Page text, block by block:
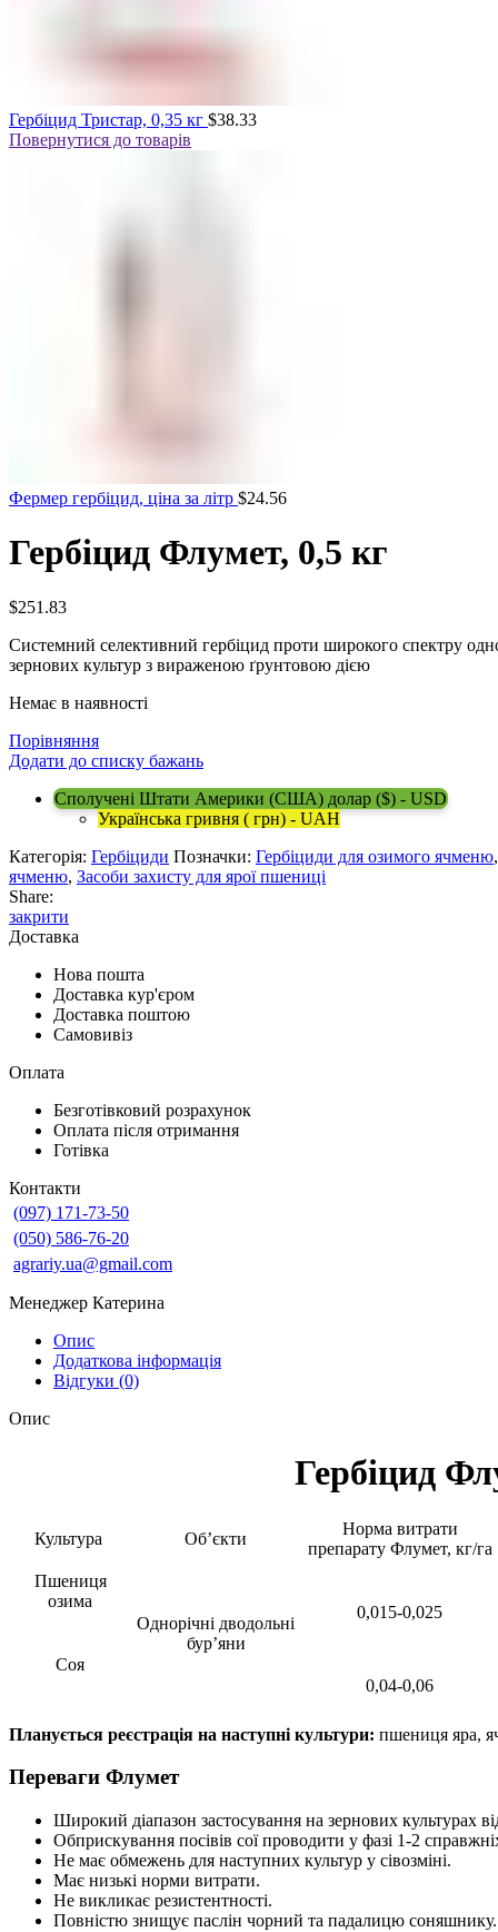
Гербіцид Тристар, 0,35 кг $38.33
Повернутися до товарів
Фермер гербіцид, ціна за літр $24.56
Гербіцид Флумет, 0,5 кг
$251.83
Системний селективний гербіцид проти широкого спектру
зернових культур з вираженою ґрунтовою дією
Немає в наявності
Порівняння
Додати до списку бажань
Сполучені Штати Америки (США) долар ($) - USD
Українська гривня ( грн) - UAH
Категорія: Гербіциди Позначки: Гербіциди для озимого ячменю
ячменю, Засоби захисту для ярої пшениці
Share:
закрити
Доставка
Нова пошта
Доставка кур'єром
Доставка поштою
Самовивіз
Оплата
Безготівковий розрахунок
Оплата після отримання
Готівка
Контакти
(097) 171-73-50
(050) 586-76-20
agrariy.ua@gmail.com
Менеджер Катерина
Опис
Додаткова інформація
Відгуки (0)
Опис
Гербіцид
Культура Об’єкти
Норма витрати
препарату Флумет, кг/га
Пшениця
озима
Однорічні дводольні
бур’яни
0,015-0,025
Соя
0,04-0,06
Планується реєстрація на наступні культури: пшениця яра,
Переваги Флумет
Широкий діапазон застосування на зернових культурах
Обприскування посівів сої проводити у фазі 1-2
Не має обмежень для наступних культур у сівозміні.
Має низькі норми витрати.
Не викликає резистентності.
Повністю знищує паслін чорний та падалицю соняшнику.